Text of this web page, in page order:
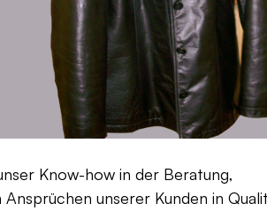
Know-how in der Beratung,
unserer Kunden in